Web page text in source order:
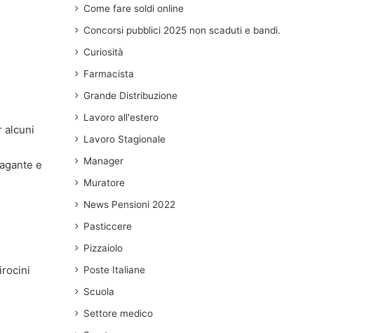
alcuni
e
Come fare soldi online
Concorsi pubblici 2025 non scaduti e bandi.
Curiosità
Farmacista
Grande Distribuzione
Lavoro all'estero
Lavoro Stagionale
Manager
Muratore
News Pensioni 2022
Pasticcere
Pizzaiolo
Poste Italiane
Scuola
Settore medico